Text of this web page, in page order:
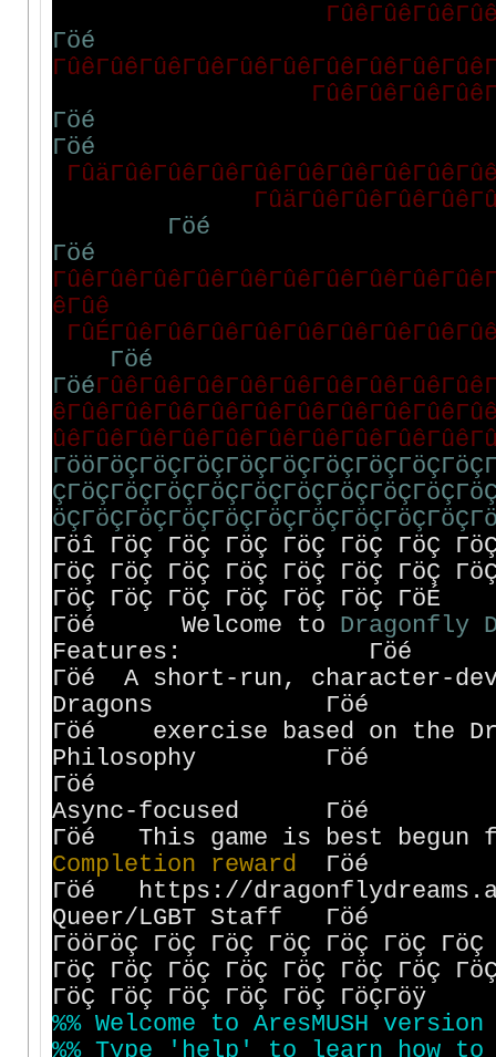
ΓûêΓûêΓûêΓû
Γöé
ΓûêΓûêΓûêΓûêΓûêΓûêΓûêΓûêΓûêΓûê
ΓûêΓûêΓûêΓûê
Γöé
Γöé
ΓûäΓûêΓûêΓûêΓûêΓûêΓûêΓûêΓûêΓû
ΓûäΓûêΓûêΓûêΓûêΓ
Γöé
Γöé
ΓûêΓûêΓûêΓûêΓûêΓûêΓûêΓûêΓûêΓûê
êΓûê
ΓûÉΓûêΓûêΓûêΓûêΓûêΓûêΓûêΓûêΓû
Γöé
ΓöéΓûêΓûêΓûêΓûêΓûêΓûêΓûêΓûêΓûê
êΓûêΓûêΓûêΓûêΓûêΓûêΓûêΓûêΓûêΓû
ûêΓûêΓûêΓûêΓûêΓûêΓûêΓûêΓûêΓûêΓ
ΓööΓöÇΓöÇΓöÇΓöÇΓöÇΓöÇΓöÇΓöÇΓöÇ
ÇΓöÇΓöÇΓöÇΓöÇΓöÇΓöÇΓöÇΓöÇΓöÇΓö
öÇΓöÇΓöÇΓöÇΓöÇΓöÇΓöÇΓöÇΓöÇΓöÇΓ
Γöî ΓöÇ ΓöÇ ΓöÇ ΓöÇ ΓöÇ ΓöÇ
ΓöÇ ΓöÇ ΓöÇ ΓöÇ ΓöÇ ΓöÇ ΓöÇ
ΓöÇ ΓöÇ ΓöÇ ΓöÇ ΓöÇ ΓöÇ ΓöÉ
Γöé Welcome to Dragonfly
Features: Γöé
Γöé A short-run, character-
Dragons Γöé
Γöé exercise based on the
Philosophy Γöé
Γöé
Async-focused Γöé
Γöé This game is best
Completion reward Γöé
Γöé https://
Queer/LGBT Staff Γöé
ΓööΓöÇ ΓöÇ ΓöÇ ΓöÇ ΓöÇ ΓöÇ
ΓöÇ ΓöÇ ΓöÇ ΓöÇ ΓöÇ ΓöÇ ΓöÇ
ΓöÇ ΓöÇ ΓöÇ ΓöÇ ΓöÇ ΓöÇΓöÿ
%% Welcome to AresMUSH version
%% Type ' help ' to learn how to